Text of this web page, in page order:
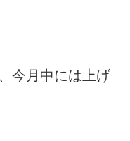
今月中には上げ